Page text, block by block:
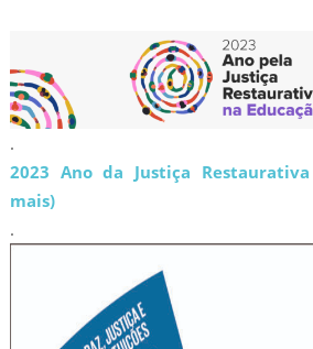
.
2023 Ano da Justiça
mais)
.